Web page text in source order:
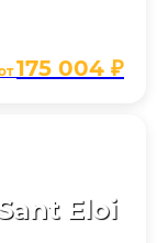
175 004 ₽
Eloi